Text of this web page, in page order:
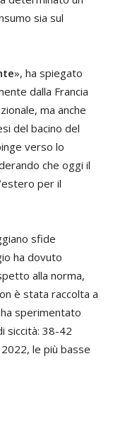
sia sul
», ha spiegato
dalla Francia
ma anche
del bacino del
verso lo
che oggi il
per il
sfide
ha dovuto
alla norma,
è stata raccolta a
sperimentato
siccità: 38-42
le più basse